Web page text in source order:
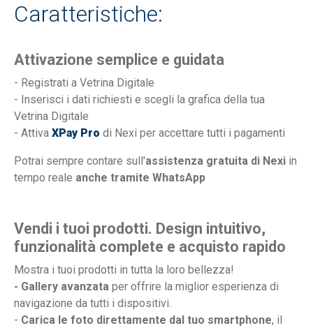
Caratteristiche:
Attivazione semplice e guidata
- Registrati a Vetrina Digitale
- Inserisci i dati richiesti e scegli la grafica della tua
Vetrina Digitale
- Attiva XPay Pro di Nexi per accettare tutti i pagamenti
Potrai sempre contare sull'assistenza gratuita di Nexi in
tempo reale anche tramite WhatsApp
Vendi i tuoi prodotti. Design intuitivo,
funzionalità complete e acquisto rapido
Mostra i tuoi prodotti in tutta la loro bellezza!
- Gallery avanzata per offrire la miglior esperienza di
navigazione da tutti i dispositivi.
- Carica le foto direttamente dal tuo smartphone, il